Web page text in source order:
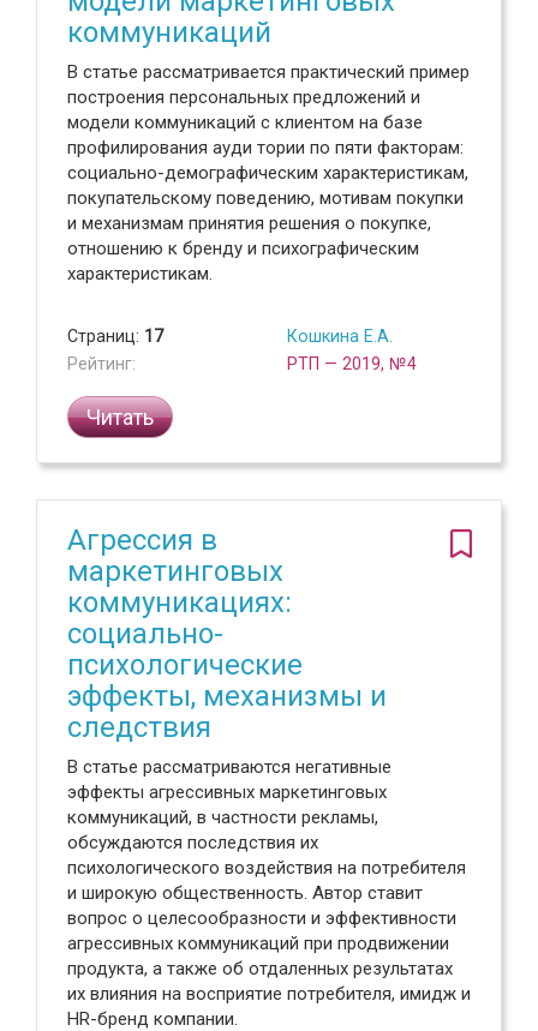
коммуникаций
В статье рассматривается практический пример
построения персональных предложений и
модели коммуникаций с клиентом на базе
профилирования ауди тории по пяти факторам:
социально-демографическим характеристикам,
покупательскому поведению, мотивам покупки
и механизмам принятия решения о покупке,
отношению к бренду и психографическим
характеристикам.
Страниц: 17
Рейтинг:
Кошкина Е.А.
РТП — 2019, №4
Читать
Агрессия в
маркетинговых
коммуникациях:
социально-
психологические
эффекты, механизмы и
следствия
В статье рассматриваются негативные
эффекты агрессивных маркетинговых
коммуникаций, в частности рекламы,
обсуждаются последствия их
психологического воздействия на потребителя
и широкую общественность. Автор ставит
вопрос о целесообразности и эффективности
агрессивных коммуникаций при продвижении
продукта, а также об отдаленных результатах
их влияния на восприятие потребителя, имидж и
HR-бренд компании.